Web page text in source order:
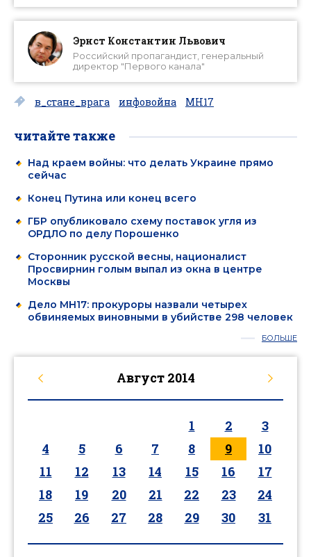
Эрнст Константин Львович
Российский пропагандист, генеральный
директор "Первого канала"
в_стане_врага инфовойна MH17
читайте также
Над краем войны: что делать Украине прямо
сейчас
Конец Путина или конец всего
ГБР опубликовало схему поставок угля из
ОРДЛО по делу Порошенко
Сторонник русской весны, националист
Просвирнин голым выпал из окна в центре
Москвы
Дело MH17: прокуроры назвали четырех
обвиняемых виновными в убийстве 298 человек
БОЛЬШЕ
Август 2014
1 2
3
4
5 6 7 8 9
10
11
12 13 14 15 16
17
18
19 20 21 22 23
24
25
26 27 28 29 30 31